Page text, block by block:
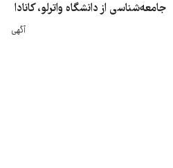
جامعه‌شناسی از دانشگاه واترلو، کانادا
آگهی